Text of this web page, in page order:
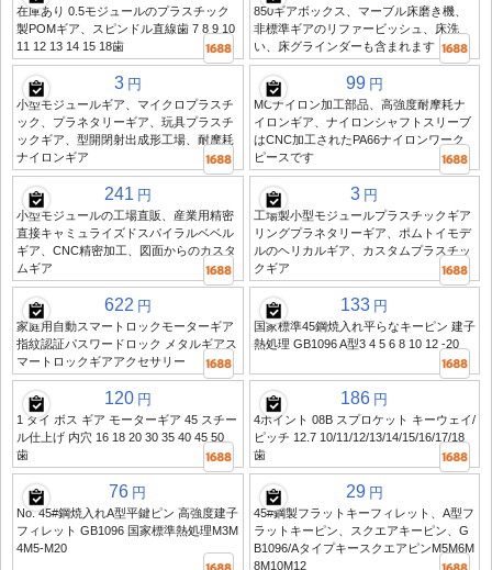
在庫あり 0.5モジュールのプラスチック
製POMギア、スピンドル直線歯 7 8 9 10
11 12 13 14 15 18歯
850ギアボックス、マーブル床磨き機、
非標準ギアのリファービッシュ、床洗
い、床グラインダーも含まれます
3 円
小型モジュールギア、マイクロプラスチ
ック、プラネタリーギア、玩具プラスチ
ックギア、型開閉射出成形工場、耐摩耗
ナイロンギア
99 円
MCナイロン加工部品、高強度耐摩耗ナ
イロンギア、ナイロンシャフトスリーブ
はCNC加工されたPA66ナイロンワーク
ピースです
241 円
小型モジュールの工場直販、産業用精密
直接キャミュライズドスパイラルベベル
ギア、CNC精密加工、図面からのカスタ
ムギア
3 円
工場製小型モジュールプラスチックギア
リングプラネタリーギア、ポムトイモデ
ルのヘリカルギア、カスタムプラスチッ
クギア
622 円
家庭用自動スマートロックモーターギア
指紋認証パスワードロック メタルギアス
マートロックギアアクセサリー
133 円
国家標準45鋼焼入れ平らなキーピン 建子
熱処理 GB1096 A型3 4 5 6 8 10 12 -20
120 円
1 ダイ ボス ギア モーターギア 45 スチー
ル仕上げ 内穴 16 18 20 30 35 40 45 50
歯
186 円
4ポイント 08B スプロケット キーウェイ/
ピッチ 12.7 10/11/12/13/14/15/16/17/18
歯
76 円
No. 45#鋼焼入れA型平鍵ピン 高強度建子
フィレット GB1096 国家標準熱処理M3M
4M5-M20
29 円
45#鋼製フラットキーフィレット、A型フ
ラットキーピン、スクエアキーピン、G
B1096/AタイプキースクエアピンM5M6M
8M10M12